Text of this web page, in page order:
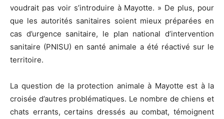
voudrait pas voir s’introduire à Mayotte. » De plus, pour
que les autorités sanitaires soient mieux préparées en
cas d’urgence sanitaire, le plan national d’intervention
sanitaire (PNISU) en santé animale a été réactivé sur le
territoire.
La question de la protection animale à Mayotte est à la
croisée d’autres problématiques. Le nombre de chiens et
chats errants, certains dressés au combat, témoignent